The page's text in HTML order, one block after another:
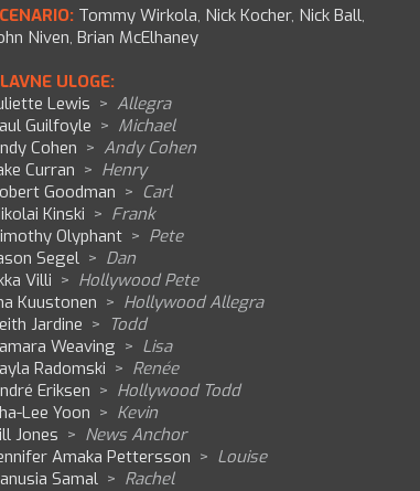
Tommy Wirkola, Nick Kocher, Nick Ball,
Niven, Brian McElhaney
ULOGE:
Lewis > Allegra
Guilfoyle > Michael
Cohen > Andy Cohen
Curran > Henry
Goodman > Carl
Kinski > Frank
Olyphant > Pete
Segel > Dan
Villi > Hollywood Pete
Kuustonen > Hollywood Allegra
Jardine > Todd
Weaving > Lisa
Radomski > Renée
Eriksen > Hollywood Todd
Lee Yoon > Kevin
Jones > News Anchor
Amaka Pettersson > Louise
Samal > Rachel